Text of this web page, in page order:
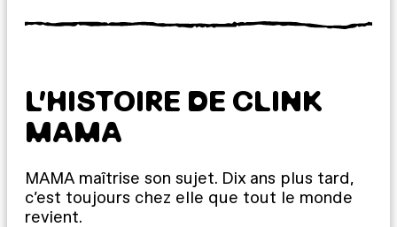
L’HISTOIRE DE CLINK
MAMA
MAMA maîtrise son sujet. Dix ans plus tard,
c’est toujours chez elle que tout le monde
revient.